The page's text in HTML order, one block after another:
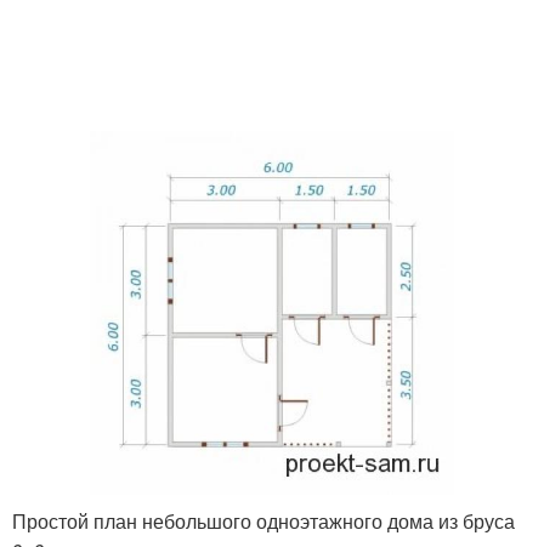
Простой план небольшого одноэтажного дома из бруса